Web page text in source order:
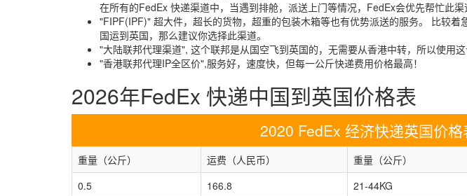
在所有的FedEx 快递渠道中，当遇到排舱，派送上门等情况，FedEx会优先帮忙此渠
"FIPF(IPF)" 超大件，超长的货物，超重的包装木箱等也有优势派送的服务。 比较着
国运到英国，那么建议你选择此渠道。
"大陆联邦代理渠道", 这个联邦是从国空飞到英国的，无需要从香港中转，所以使用这
"香港联邦代理IP全区价",服务好，速度快，但每一公斤快递费用价格最高！
2026年FedEx 快递中国到英国价格表
2020 FedEx 经济快递英国价格
重量（公斤） 运费（人民币） 重量（公斤）
0.5
166.8 21-44KG